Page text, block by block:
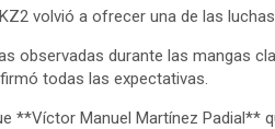
volvió a ofrecer una de las
observadas durante las mangas
todas las expectativas.
**Víctor Manuel Martínez Padial**